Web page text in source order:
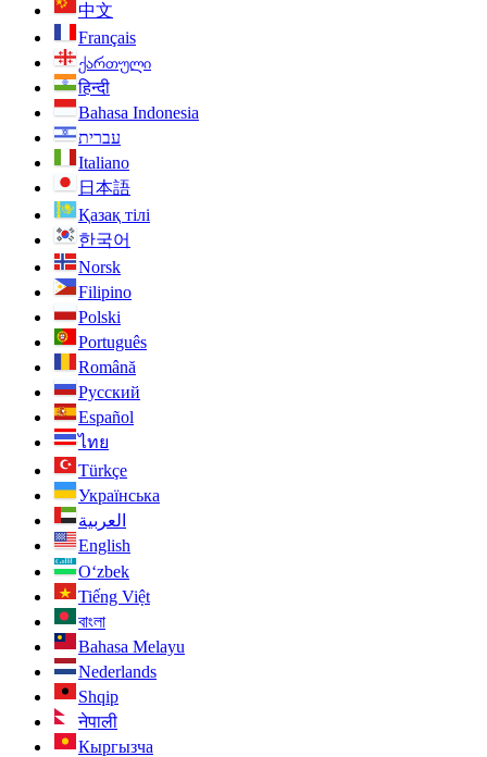
中文
Français
ქართული
हिन्दी
Bahasa Indonesia
עברית
Italiano
日本語
Қазақ тілі
한국어
Norsk
Filipino
Polski
Português
Română
Русский
Español
ไทย
Türkçe
Українська
العربية
English
O‘zbek
Tiếng Việt
বাংলা
Bahasa Melayu
Nederlands
Shqip
नेपाली
Кыргызча